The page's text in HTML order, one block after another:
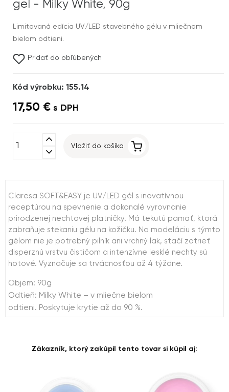
gel - Milky White, 90g
Limitovaná edícia UV/LED stavebného gélu v mliečnom
bielom odtieni.
Pridať do obľúbených
Kód výrobku: 155.14
17,50 € s DPH
expand_less
expand_more
Vložiť do košíka
Claresa SOFT&EASY je UV/LED gél s inovatívnou
receptúrou na spevnenie a dokonalé vyrovnanie
prirodzenej nechtovej platničky. Má tekutú pamäť, ktorá
zabraňuje stekaniu gélu na kožičku. Na modeláciu s týmto
gélom nie je potrebný pilník ani vrchný lak, stačí zotrieť
disperznú vrstvu čističom a intenzívne lesklé nechty sú
hotové. Vyznačuje sa trvácnosťou až 4 týždne.
Objem: 90g
Odtieň: Milky White – v mliečne bielom
odtieni. Poskytuje krytie až do 90 %.
Zákazník, ktorý zakúpil tento tovar si kúpil aj: